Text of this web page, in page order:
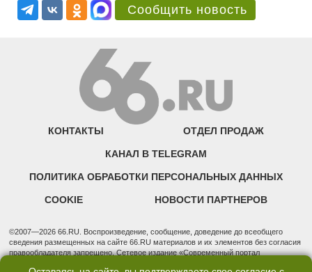
Сообщить новость
КОНТАКТЫ ОТДЕЛ ПРОДАЖ
КАНАЛ В TELEGRAM
ПОЛИТИКА ОБРАБОТКИ ПЕРСОНАЛЬНЫХ ДАННЫХ
COOKIE НОВОСТИ ПАРТНЕРОВ
©2007—2026 66.RU. Воспроизведение, сообщение, доведение до всеобщего
сведения размещенных на сайте 66.RU материалов и их элементов без согласия
правообладателя запрещено. Сетевое издание «Современный портал